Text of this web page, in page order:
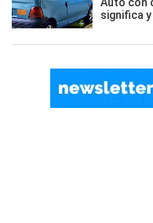
significa